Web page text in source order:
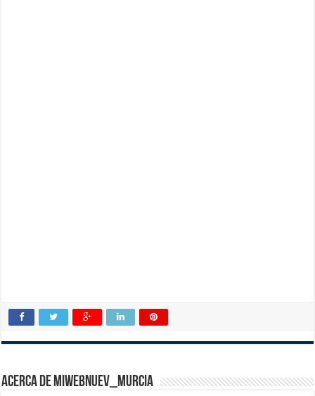
Acerca de miwebnuev_murcia